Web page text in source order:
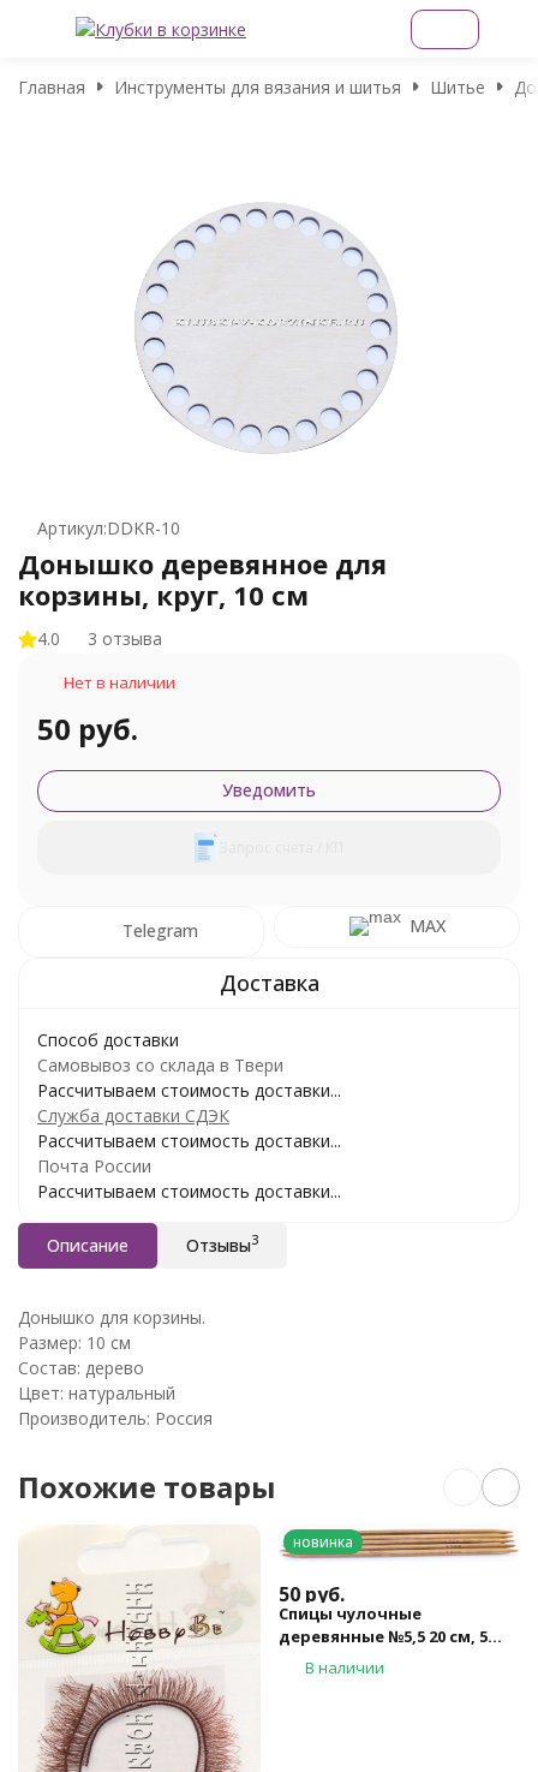
Главная Инструменты для вязания и шитья Шитье
Артикул:DDKR-10
Донышко деревянное для
корзины, круг, 10 см
4.0 3 отзыва
Нет в наличии
50 руб.
Уведомить
Telegram MAX
Способ доставки
Самовывоз со склада в Твери
Рассчитываем стоимость доставки...
Служба доставки СДЭК
Рассчитываем стоимость доставки...
Почта России
Рассчитываем стоимость доставки...
Описание Отзывы3
Донышко для корзины.
Размер: 10 см
Состав: дерево
Цвет: натуральный
Производитель: Россия
Похожие товары
новинка
50 руб.
Спицы чулочные
деревянные №5,5 20 см, 5
шт.В наличии